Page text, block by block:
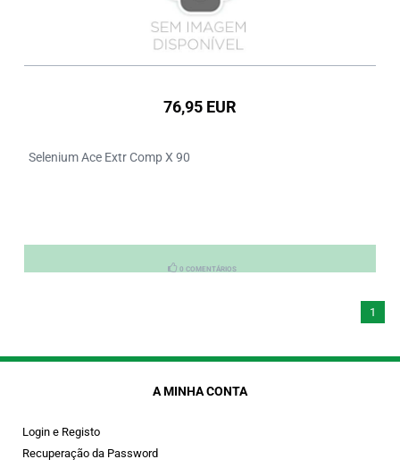
76,95 EUR
Selenium Ace Extr Comp X 90
0 COMENTÁRIOS
1
A MINHA CONTA
Login e Registo
Recuperação da Password